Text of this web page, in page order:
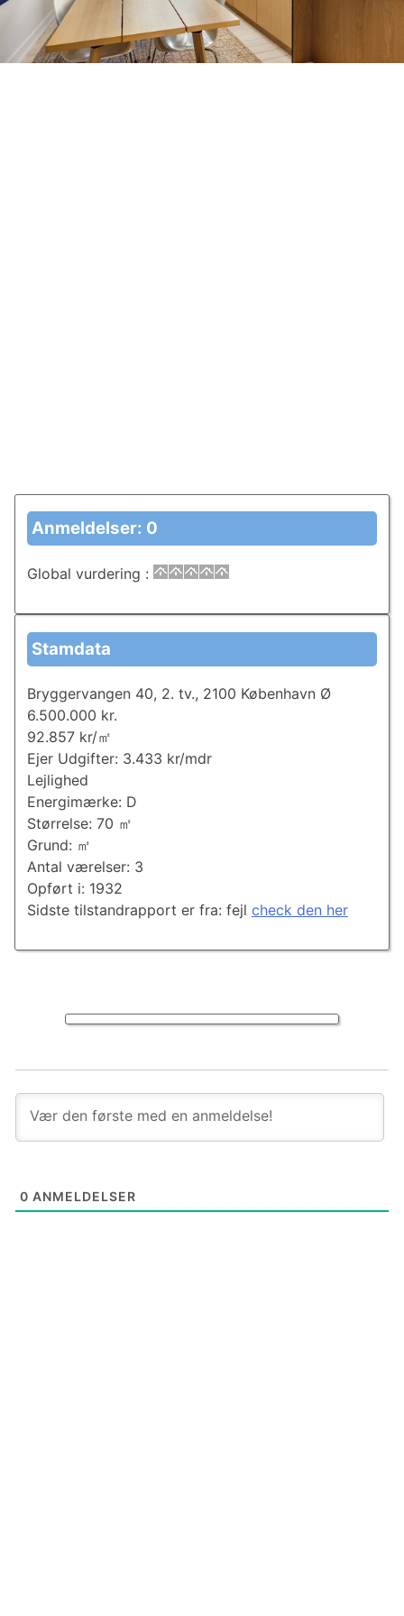
0 ANMELDELSER
Anmeldelser: 0
Global vurdering :
Stamdata
Bryggervangen 40, 2. tv., 2100 København Ø
6.500.000 kr.
92.857 kr/㎡
Ejer Udgifter: 3.433 kr/mdr
Lejlighed
Energimærke: D
Størrelse: 70 ㎡
Grund: ㎡
Antal værelser: 3
Opført i: 1932
Sidste tilstandrapport er fra: fejl check den her